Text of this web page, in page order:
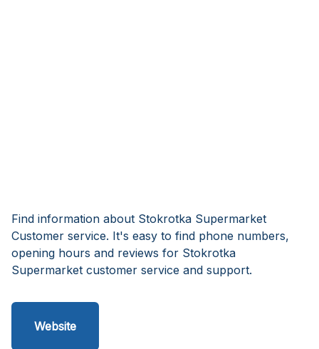
Find information about Stokrotka Supermarket
Customer service. It's easy to find phone numbers,
opening hours and reviews for Stokrotka
Supermarket customer service and support.
Website